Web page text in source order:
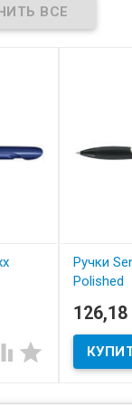

Ручки
Polished
В
Ручки
Matrix
нанесение
126,18